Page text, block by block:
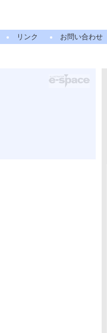
リンク お問い合わせ